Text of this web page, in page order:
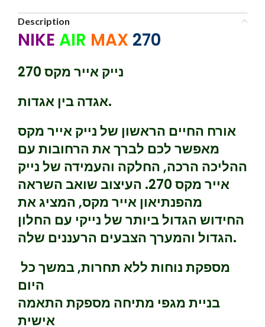
Description
NIKE AIR MAX 270
נייק אייר מקס 270
אגדה בין אגדות.
אורח החיים הראשון של נייק אייר מקס
מאפשר לכם לברך את הרחובות עם
ההליכה הרכה, החלקה והעמידה של נייק
אייר מקס 270. העיצוב שואב השראה
מהפנתיאון אייר מקס, המציג את
החידוש הגדול ביותר של נייקי עם החלון
הגדול והמערך הצבעים הרעננים שלה.
בניית מגפי מתיחה מספקת התאמה
אישית